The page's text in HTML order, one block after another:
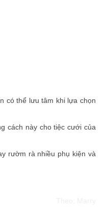
có thể lưu tâm khi lựa chọn
cách này cho tiệc cưới của
rườm rà nhiều phụ kiện và